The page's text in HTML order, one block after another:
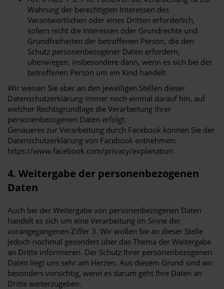
Wahrung der berechtigten Interessen des
Verantwortlichen oder eines Dritten erforderlich,
sofern nicht die Interessen oder Grundrechte und
Grundfreiheiten der betroffenen Person, die den
Schutz personenbezogener Daten erfordern,
überwiegen, insbesondere dann, wenn es sich bei der
betroffenen Person um ein Kind handelt
Wir weisen Sie aber an den jeweiligen Stellen dieser
Datenschutzerklärung immer noch einmal darauf hin, auf
welcher Rechtsgrundlage die Verarbeitung Ihrer
personenbezogenen Daten erfolgt.
Genaueres zur Verarbeitung durch Facebook können Sie der
Datenschutzerklärung von Facebook entnehmen:
https://www.facebook.com/privacy/explanation.
4. Weitergabe der personenbezogenen
Daten
Auch bei der Weitergabe von personenbezogenen Daten
handelt es sich um eine Verarbeitung im Sinne der
vorangegangenen Ziffer 3. Wir wollen Sie an dieser Stelle
jedoch nochmal gesondert über das Thema der Weitergabe
an Dritte informieren. Der Schutz Ihrer personenbezogenen
Daten liegt uns sehr am Herzen. Aus diesem Grund sind wir
besonders vorsichtig, wenn es darum geht Ihre Daten an
Dritte weiterzugeben.